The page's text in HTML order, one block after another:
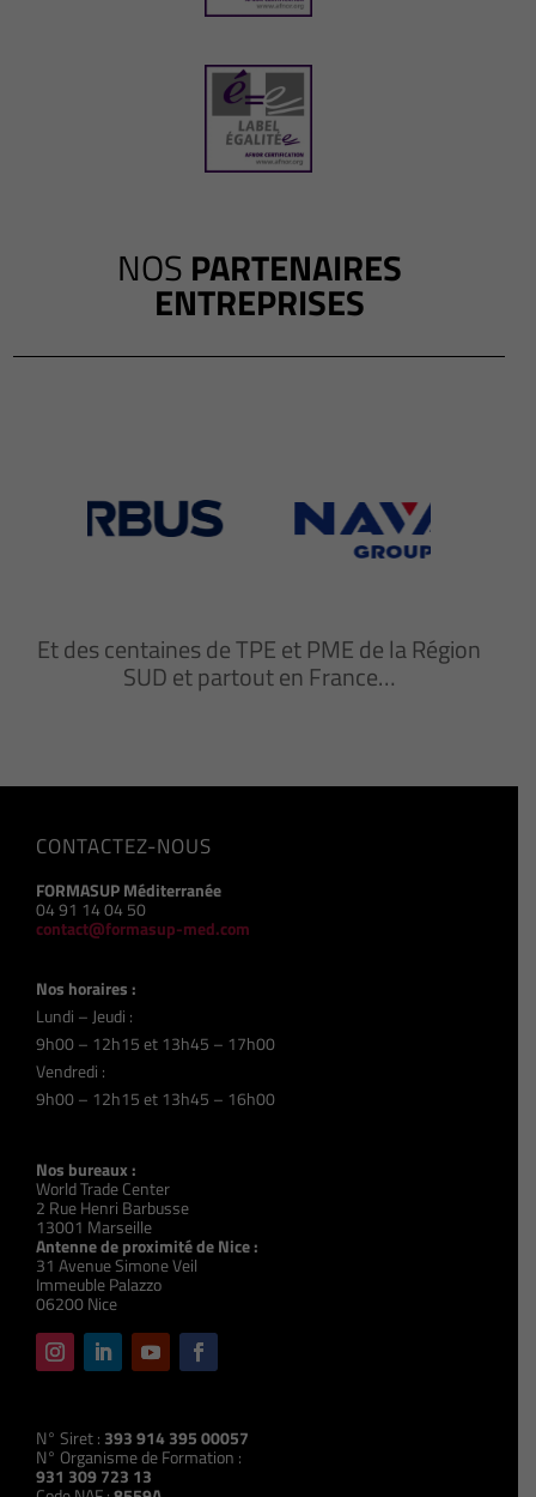
NOS PARTENAIRES
ENTREPRISES
Et des centaines de TPE et PME de la Région
SUD et partout en France…
CONTACTEZ-NOUS
FORMASUP Méditerranée
04 91 14 04 50
contact@formasup-med.com
Nos horaires :
Lundi – Jeudi :
9h00 – 12h15 et 13h45 – 17h00
Vendredi :
9h00 – 12h15 et 13h45 – 16h00
Nos bureaux :
World Trade Center
2 Rue Henri Barbusse
13001 Marseille
Antenne de proximité de Nice :
31 Avenue Simone Veil
Immeuble Palazzo
06200 Nice
N° Siret : 393 914 395 00057
N° Organisme de Formation :
931 309 723 13